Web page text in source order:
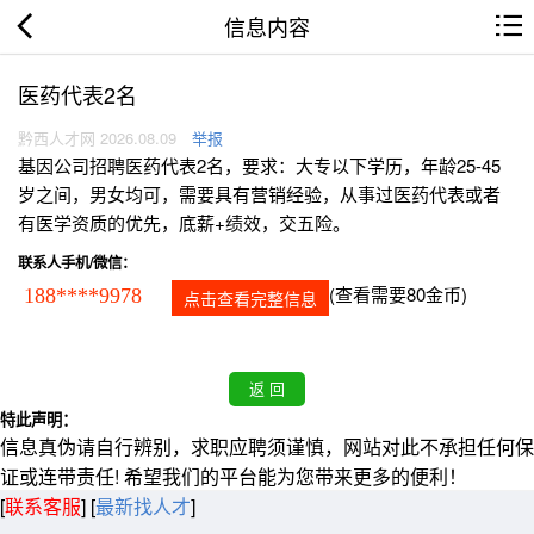
信息内容
医药代表2名
黔西人才网 2026.08.09 举报
基因公司招聘医药代表2名，要求：大专以下学历，年龄25-45
岁之间，男女均可，需要具有营销经验，从事过医药代表或者
有医学资质的优先，底薪+绩效，交五险。
联系人手机/微信：
188****9978 点击查看完整信息 (查看需要80金币)
特此声明：
信息真伪请自行辨别，求职应聘须谨慎，网站对此不承担任何保
证或连带责任! 希望我们的平台能为您带来更多的便利！
[联系客服] [最新找人才]